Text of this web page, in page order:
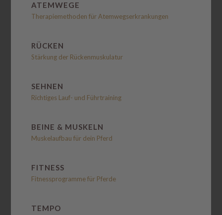
ATEMWEGE
Therapiemethoden für Atemwegserkrankungen
RÜCKEN
Stärkung der Rückenmuskulatur
SEHNEN
Richtiges Lauf- und Führtraining
BEINE & MUSKELN
Muskelaufbau für dein Pferd
FITNESS
Fitnessprogramme für Pferde
TEMPO